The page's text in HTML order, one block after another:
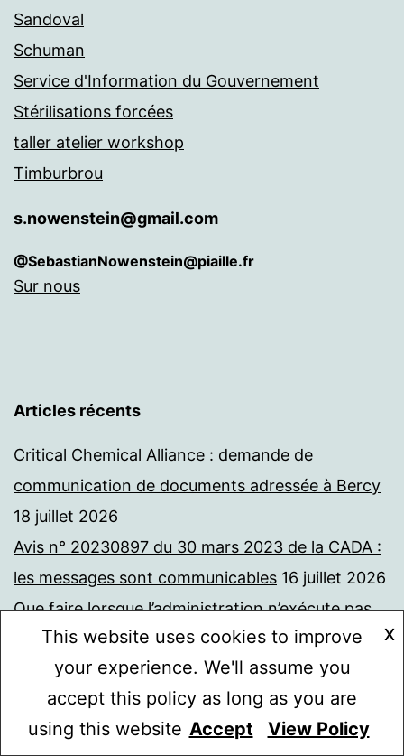
Sandoval
Schuman
Service d'Information du Gouvernement
Stérilisations forcées
taller atelier workshop
Timburbrou
s.nowenstein@gmail.com
@SebastianNowenstein@piaille.fr
Sur nous
Articles récents
Critical Chemical Alliance : demande de
communication de documents adressée à Bercy
18 juillet 2026
Avis n° 20230897 du 30 mars 2023 de la CADA :
les messages sont communicables 16 juillet 2026
Que faire lorsque l’administration n’exécute pas
un jugement en matière de communication de
documents ? Question parlementaire 8 juillet
2026
Avis n° 20226846 du 15 décembre 2022. La
This website uses cookies to improve
your experience. We'll assume you
accept this policy as long as you are
using this website
X
Accept View Policy
Mode sombre :